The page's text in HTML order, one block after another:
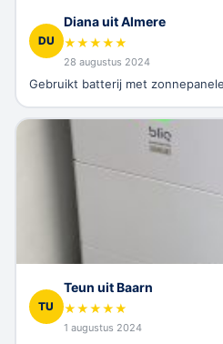
DU
Diana uit Almere
★★★★★
28 augustus 2024
Gebruikt batterij met
TU
Teun uit Baarn
★★★★★
1 augustus 2024